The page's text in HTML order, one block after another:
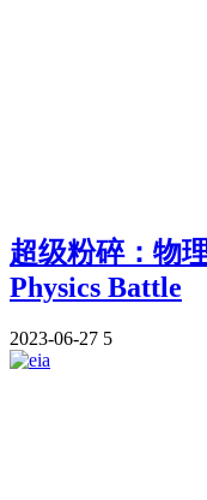
超级粉碎：物
Physics Battle
2023-06-27 5